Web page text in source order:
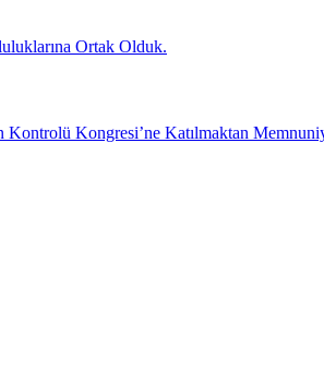
Ortak Olduk.
Kontrolü Kongresi’ne Katılmaktan